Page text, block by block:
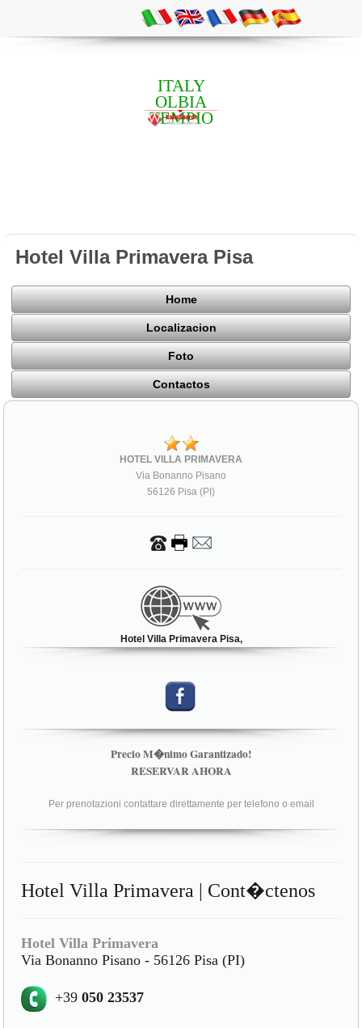
ITALY
OLBIA
TEMPIO
Hotel Villa Primavera Pisa
Home
Localizacion
Foto
Contactos
HOTEL VILLA PRIMAVERA
Via Bonanno Pisano
56126 Pisa (PI)
Hotel Villa Primavera Pisa,
Precio M�nimo Garantizado!
RESERVAR AHORA
Per prenotazioni contattare direttamente per telefono o email
Hotel Villa Primavera | Cont�ctenos
Hotel Villa Primavera
Via Bonanno Pisano - 56126 Pisa (PI)
+39050 23537